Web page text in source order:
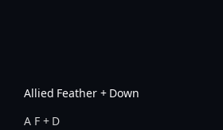
Allied Feather + Down
A F + D